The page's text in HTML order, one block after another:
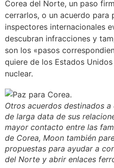
Corea del Norte, un paso
cerrarlos, o un acuerdo para
inspectores internacionales
descubran infracciones y
son los «pasos
quiere de los Estados
nuclear.
Otros acuerdos destinados
de larga data de sus
mayor contacto entre las
de Corea, Moon también
propuestas para ayudar a
del Norte y abrir enlaces